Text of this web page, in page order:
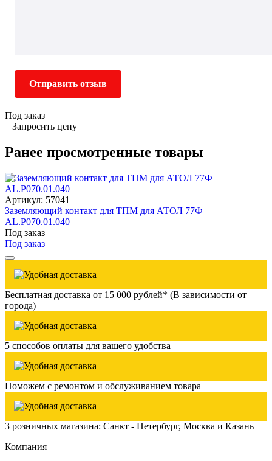
Отправить отзыв
Под заказ
Запросить цену
Ранее просмотренные товары
Артикул: 57041
Заземляющий контакт для ТПМ для АТОЛ 77Ф
AL.P070.01.040
Под заказ
Под заказ
Бесплатная доставка от 15 000 рублей* (В зависимости от
города)
5 способов оплаты для вашего удобства
Поможем с ремонтом и обслуживанием товара
3 розничных магазина: Санкт - Петербург, Москва и Казань
Компания